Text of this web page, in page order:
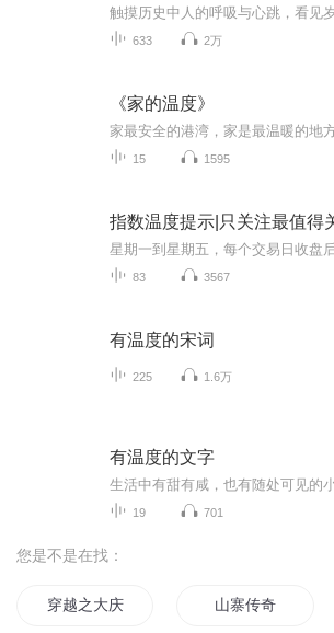
633 2万
《家的温度》
15 1595
指数温度提示|只关注最值得
83 3567
有温度的宋词
225 1.6万
有温度的文字
19 701
您是不是在找：
穿越之大庆帝国 山寨传奇